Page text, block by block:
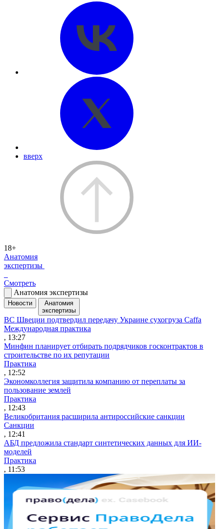
вверх
18+
Анатомия
экспертизы
Смотреть
Анатомия экспертизы
Новости
Анатомия
экспертизы
ВС Швеции подтвердил передачу Украине сухогруза Caffa
Международная практика
, 13:27
Минфин планирует отбирать подрядчиков госконтрактов в
строительстве по их репутации
Практика
, 12:52
Экономколлегия защитила компанию от переплаты за
пользование землей
Практика
, 12:43
Великобритания расширила антироссийские санкции
Санкции
, 12:41
АБД предложила стандарт синтетических данных для ИИ-
моделей
Практика
, 11:53